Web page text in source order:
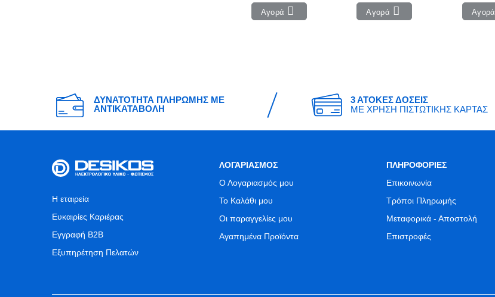
Αγορά Αγορά Αγορά
ΔΥΝΑΤΟΤΗΤΑ ΠΛΗΡΩΜΗΣ ΜΕ
ΑΝΤΙΚΑΤΑΒΟΛΗ
3 ΑΤΟΚΕΣ ΔΟΣΕΙΣ
ΜΕ ΧΡΗΣΗ ΠΙΣΤΩΤΙΚΗΣ ΚΑΡΤΑΣ
Η εταιρεία
Ευκαιρίες Καριέρας
Εγγραφή B2B
Εξυπηρέτηση Πελατών
ΛΟΓΑΡΙΑΣΜΟΣ
Ο Λογαριασμός μου
Το Καλάθι μου
Οι παραγγελίες μου
Αγαπημένα Προϊόντα
ΠΛΗΡΟΦΟΡΙΕΣ
Επικοινωνία
Τρόποι Πληρωμής
Μεταφορικά - Αποστολή
Επιστροφές